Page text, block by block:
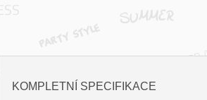
KOMPLETNÍ SPECIFIKACE